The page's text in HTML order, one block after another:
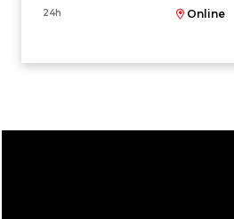
24h Online